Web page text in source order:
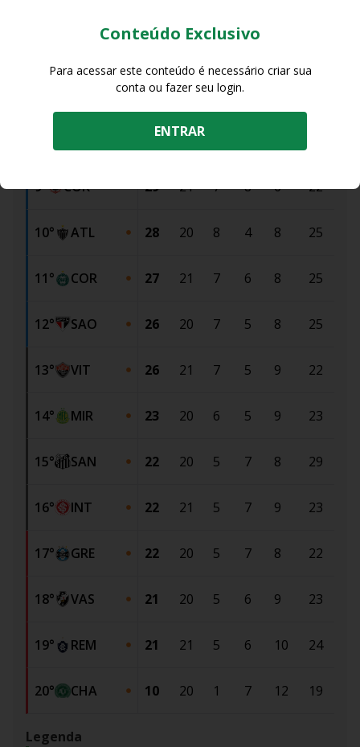
30 21 8
29 20
9° COR 29 21 7 8 6 22 20
10° ATL 28 20 8 4 8 25
11° COR 27 21 7 6 8 25
12° SAO 26 20 7 5 8 25
13° VIT 26 21 7 5 9 22
14° MIR 23 20 6 5 9 23
15° SAN 22 20 5 7 8 29
16° INT 22 21 5 7 9 23
17° GRE 22 20 5 7 8 22
18° VAS 21 20 5 6 9 23
19° REM 21 21 5 6 10 24
20° CHA 10 20 1 7 12 19
Legenda
Conteúdo Exclusivo
Para acessar este conteúdo é necessário criar sua
conta ou fazer seu login.
ENTRAR